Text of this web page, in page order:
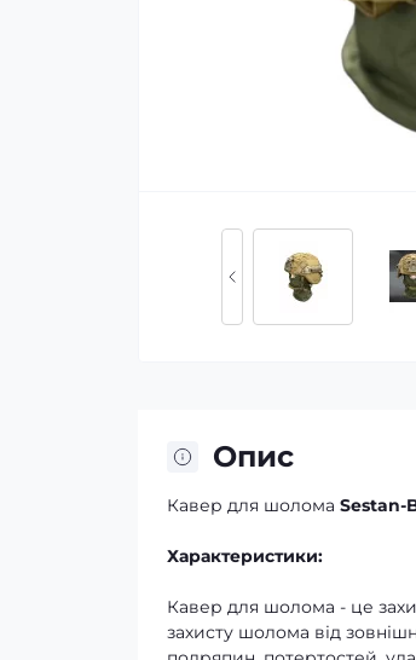
Опис
Кавер для шолома Sestan-
Характеристики:
Кавер для шолома - це
захисту шолома від